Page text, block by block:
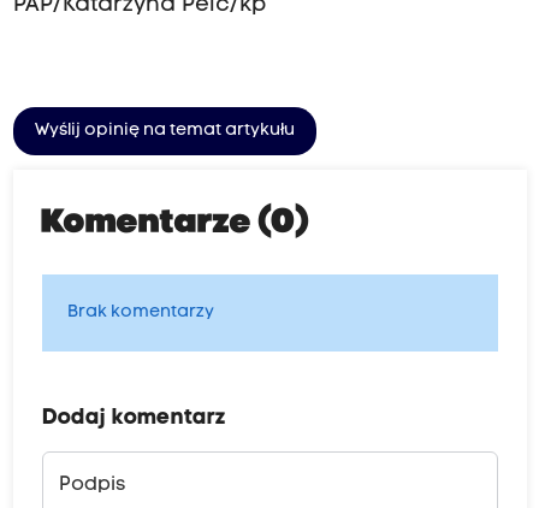
PAP/Katarzyna Pelc/kp
Wyślij opinię na temat artykułu
Komentarze (0)
Brak komentarzy
Dodaj komentarz
Podpis